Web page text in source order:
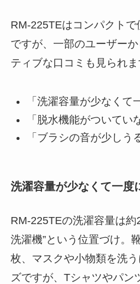
RM-225TEはコンパクト
ですが、一部のユーザー
ティブな口コミも見られま
「洗濯容量が少なくて
「脱水機能がついてい
「ブラシの音が少しう
洗濯容量が少なくて一度
RM-225TEの洗濯容量は
洗濯機”という位置づけ。
枚、マスクや小物類を洗
ズですが、Tシャツやパン